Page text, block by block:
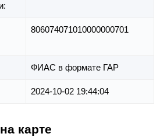
806074071010000000701
ФИАС в формате ГАР
2024-10-02 19:44:04
карте